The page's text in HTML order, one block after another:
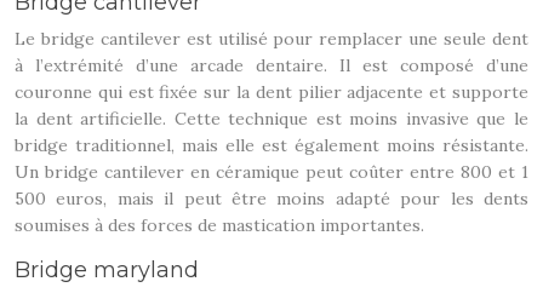
Le bridge cantilever est utilisé pour remplacer une seule dent
à l’extrémité d’une arcade dentaire. Il est composé d’une
couronne qui est fixée sur la dent pilier adjacente et supporte
la dent artificielle. Cette technique est moins invasive que le
bridge traditionnel, mais elle est également moins résistante.
Un bridge cantilever en céramique peut coûter entre 800 et 1
500 euros, mais il peut être moins adapté pour les dents
soumises à des forces de mastication importantes.
Bridge maryland